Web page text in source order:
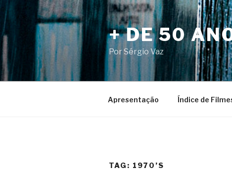
para
o
conteúdo
+ DE 50
Por Sérgio Vaz
Apresentação Índice de
TAG: 1970’S